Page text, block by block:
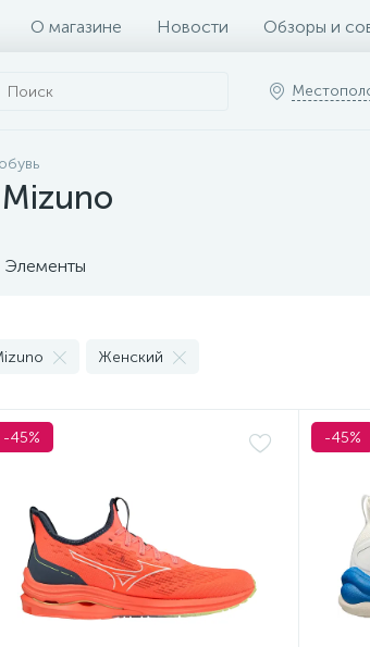
О магазине Новости Обзоры и
Элементы
Женский
-45% -45%